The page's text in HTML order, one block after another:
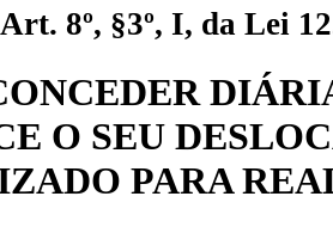
8º, §3º, I, da Lei
O SEU
PARA